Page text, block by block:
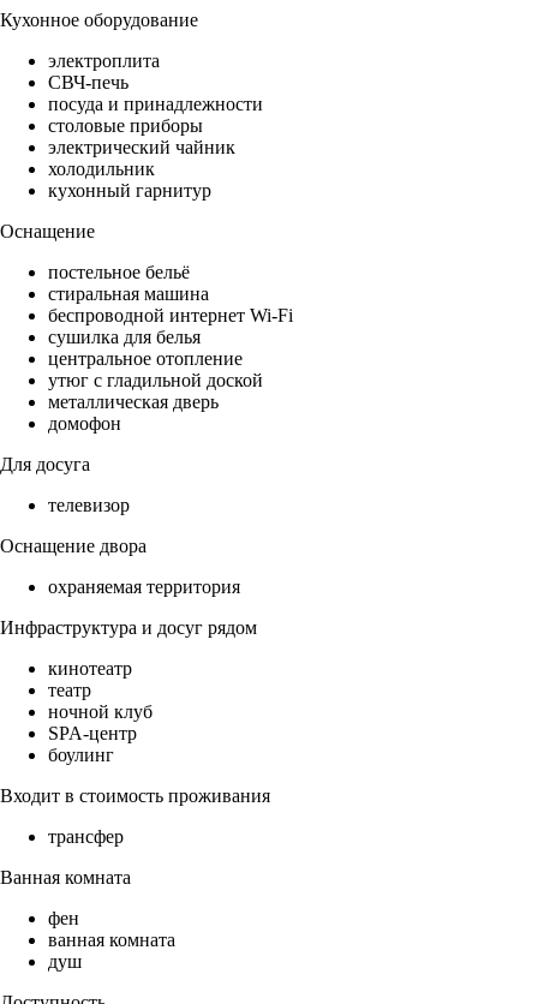
Кухонное оборудование
электроплита
СВЧ-печь
посуда и принадлежности
столовые приборы
электрический чайник
холодильник
кухонный гарнитур
Оснащение
постельное бельё
стиральная машина
беспроводной интернет Wi-Fi
сушилка для белья
центральное отопление
утюг с гладильной доской
металлическая дверь
домофон
Для досуга
телевизор
Оснащение двора
охраняемая территория
Инфраструктура и досуг рядом
кинотеатр
театр
ночной клуб
SPA-центр
боулинг
Входит в стоимость проживания
трансфер
Ванная комната
фен
ванная комната
душ